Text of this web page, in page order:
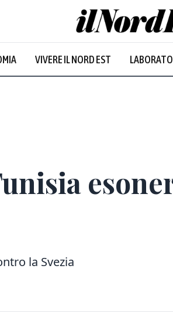
VIVERE IL NORD EST
la Svezia